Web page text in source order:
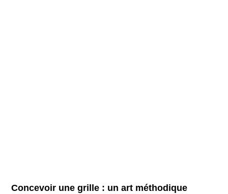
Concevoir une grille : un art méthodique